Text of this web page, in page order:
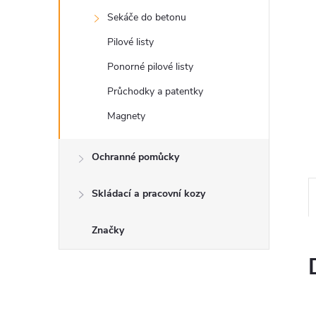
Sekáče do betonu
Pilové listy
Ponorné pilové listy
Průchodky a patentky
Magnety
Ochranné pomůcky
Skládací a pracovní kozy
Značky